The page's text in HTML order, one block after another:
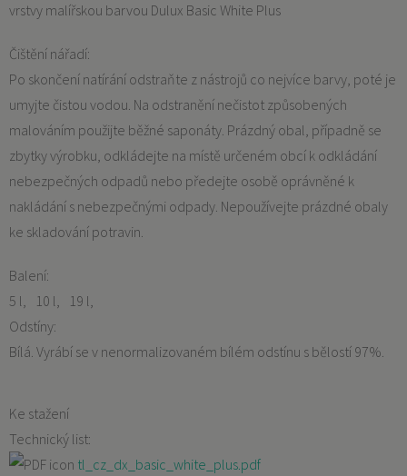
vrstvy malířskou barvou Dulux Basic White Plus
Čištění nářadí:
Po skončení natírání odstraňte z nástrojů co nejvíce barvy, poté je
umyjte čistou vodou. Na odstranění nečistot způsobených
malováním použijte běžné saponáty. Prázdný obal, případně se
zbytky výrobku, odkládejte na místě určeném obcí k odkládání
nebezpečných odpadů nebo předejte osobě oprávněné k
nakládání s nebezpečnými odpady. Nepoužívejte prázdné obaly
ke skladování potravin.
Balení:
5 l
10 l
19 l
Odstíny:
Bílá. Vyrábí se v nenormalizovaném bílém odstínu s bělostí 97%.
Ke stažení
Technický list:
tl_cz_dx_basic_white_plus.pdf